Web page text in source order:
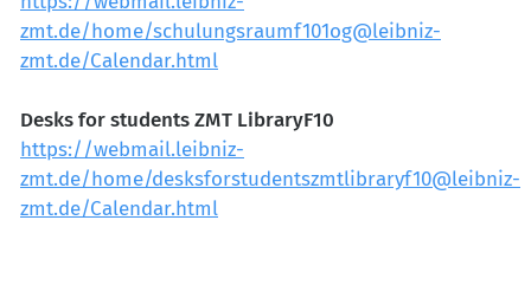
zmt.de/home/schulungsraumf101og@leibniz-
zmt.de/Calendar.html
Desks for students ZMT LibraryF10
https://webmail.leibniz-
zmt.de/home/desksforstudentszmtlibraryf10@leibniz-
zmt.de/Calendar.html